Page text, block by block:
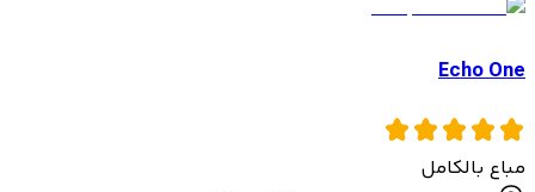
Echo One
مباع بالكامل